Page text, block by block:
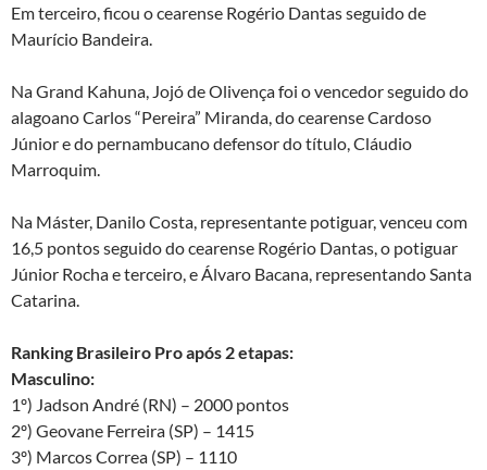
Em terceiro, ficou o cearense Rogério Dantas seguido de
Maurício Bandeira.
Na Grand Kahuna, Jojó de Olivença foi o vencedor seguido do
alagoano Carlos “Pereira” Miranda, do cearense Cardoso
Júnior e do pernambucano defensor do título, Cláudio
Marroquim.
Na Máster, Danilo Costa, representante potiguar, venceu com
16,5 pontos seguido do cearense Rogério Dantas, o potiguar
Júnior Rocha e terceiro, e Álvaro Bacana, representando Santa
Catarina.
Ranking Brasileiro Pro após 2 etapas:
Masculino:
1º) Jadson André (RN) – 2000 pontos
2º) Geovane Ferreira (SP) – 1415
3º) Marcos Correa (SP) – 1110